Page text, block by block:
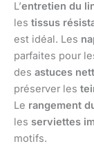
L’entretien du
les tissus
est idéal. Les
parfaites pour
des astuces
préserver les
Le rangement
les serviettes
motifs.